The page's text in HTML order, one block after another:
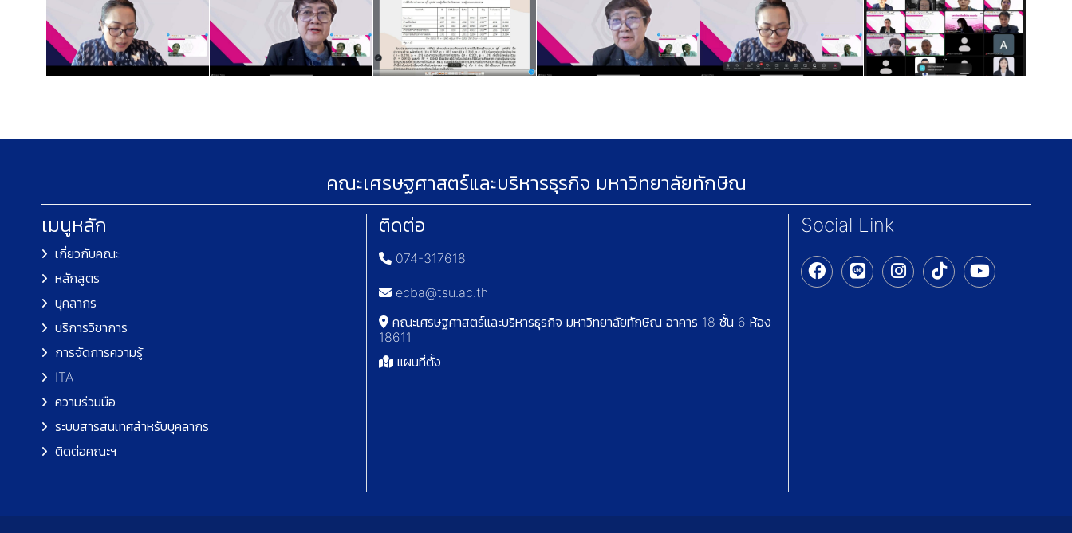
คณะเศรษฐศาสตร์และบริหารธุรกิจ มหาวิทยาลัยทักษิณ
เมนูหลัก
เกี่ยวกับคณะ
หลักสูตร
บุคลากร
บริการวิชาการ
การจัดการความรู้
ITA
ความร่วมมือ
ระบบสารสนเทศสำหรับบุคลากร
ติดต่อคณะฯ
ติดต่อ
074-317618
ecba@tsu.ac.th
คณะเศรษฐศาสตร์และบริหารธุรกิจ มหาวิทยาลัยทักษิณ อาคาร 18 ชั้น 6 ห้อง
18611
แผนที่ตั้ง
Social Link